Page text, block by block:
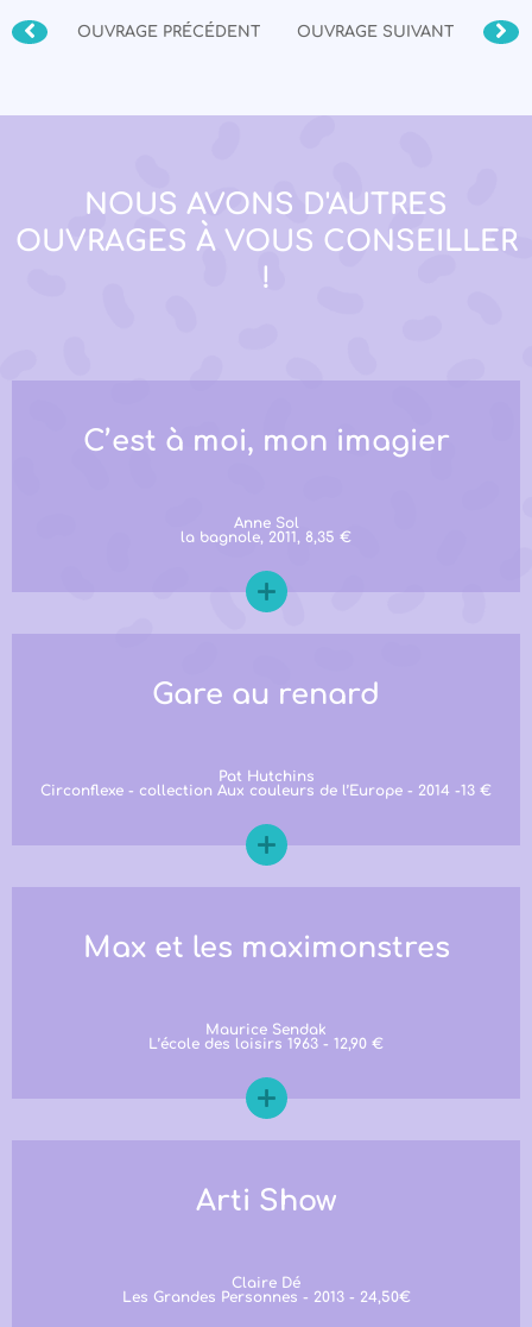
OUVRAGE PRÉCÉDENT OUVRAGE SUIVANT
NOUS AVONS D'AUTRES
OUVRAGES À VOUS CONSEILLER
!
C’est à moi, mon imagier
Anne Sol
la bagnole, 2011, 8,35 €
Gare au renard
Pat Hutchins
Circonflexe - collection Aux couleurs de l’Europe - 2014 -13 €
Max et les maximonstres
Maurice Sendak
L’école des loisirs 1963 - 12,90 €
Arti Show
Claire Dé
Les Grandes Personnes - 2013 - 24,50€